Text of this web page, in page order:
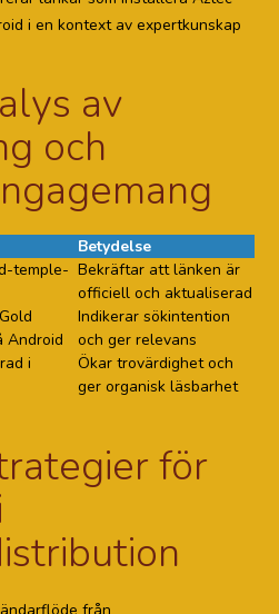
i en kontext av expertkunskap
av
och
Betydelse
temple- Bekräftar att länken är
officiell och aktualiserad
Android
Indikerar sökintention
och ger relevans
i
Ökar trovärdighet och
ger organisk läsbarhet
för